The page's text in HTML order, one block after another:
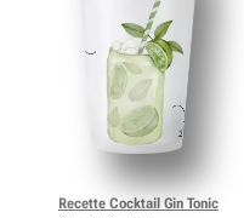
Recette Cocktail Gin Tonic